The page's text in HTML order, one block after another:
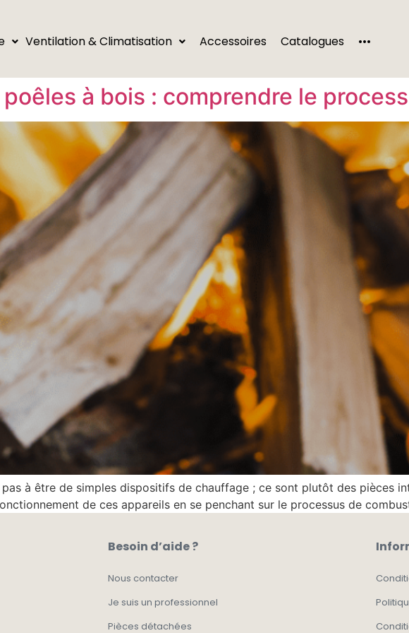
Ventilation & Climatisation Accessoires Catalogues ···
à bois : comprendre le
à être de simples dispositifs de chauffage ; ce sont plutôt des pièces
de ces appareils en se penchant sur le processus de
Besoin d’aide ?
Nous contacter
Je suis un professionnel
Pièces détachées